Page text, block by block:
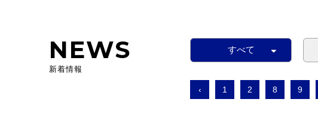
NEWS
新着情報
すべて
‹ 1 2 8 9